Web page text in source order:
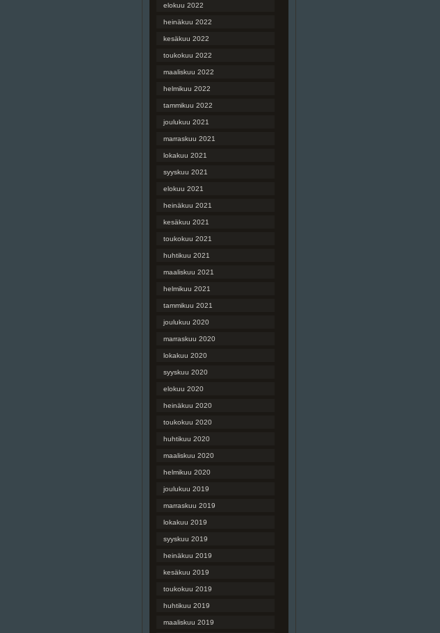
elokuu 2022
heinäkuu 2022
kesäkuu 2022
toukokuu 2022
maaliskuu 2022
helmikuu 2022
tammikuu 2022
joulukuu 2021
marraskuu 2021
lokakuu 2021
syyskuu 2021
elokuu 2021
heinäkuu 2021
kesäkuu 2021
toukokuu 2021
huhtikuu 2021
maaliskuu 2021
helmikuu 2021
tammikuu 2021
joulukuu 2020
marraskuu 2020
lokakuu 2020
syyskuu 2020
elokuu 2020
heinäkuu 2020
toukokuu 2020
huhtikuu 2020
maaliskuu 2020
helmikuu 2020
joulukuu 2019
marraskuu 2019
lokakuu 2019
syyskuu 2019
heinäkuu 2019
kesäkuu 2019
toukokuu 2019
huhtikuu 2019
maaliskuu 2019